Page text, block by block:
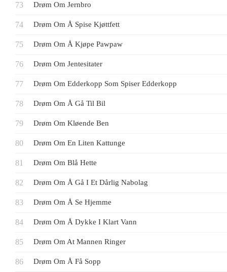
Drøm Om Jernbro
Drøm Om Å Spise Kjøttfett
Drøm Om Å Kjøpe Pawpaw
Drøm Om Jentesitater
Drøm Om Edderkopp Som Spiser Edderkopp
Drøm Om Å Gå Til Bil
Drøm Om Kløende Ben
Drøm Om En Liten Kattunge
Drøm Om Blå Hette
Drøm Om Å Gå I Et Dårlig Nabolag
Drøm Om Å Se Hjemme
Drøm Om Å Dykke I Klart Vann
Drøm Om At Mannen Ringer
Drøm Om Å Få Sopp